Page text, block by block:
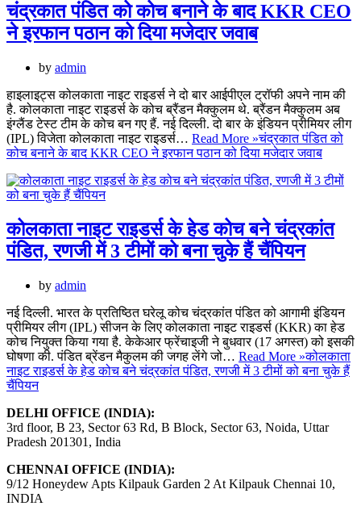
चंद्रकात पंडित को कोच बनाने के बाद KKR CEO
ने इरफान पठान को दिया मजेदार जवाब
by admin
हाइलाइट्स कोलकाता नाइट राइडर्स ने दो बार आईपीएल ट्रॉफी अपने नाम की
है. कोलकाता नाइट राइडर्स के कोच ब्रैंडन मैक्कुलम थे. ब्रैंडन मैक्कुलम अब
इंग्लैंड टेस्ट टीम के कोच बन गए हैं. नई दिल्ली. दो बार के इंडियन प्रीमियर लीग
(IPL) विजेता कोलकाता नाइट राइडर्स… Read More »चंद्रकात पंडित को
कोच बनाने के बाद KKR CEO ने इरफान पठान को दिया मजेदार जवाब
कोलकाता नाइट राइडर्स के हेड कोच बने चंद्रकांत
पंडित, रणजी में 3 टीमों को बना चुके हैं चैंपियन
by admin
नई दिल्ली. भारत के प्रतिष्ठित घरेलू कोच चंद्रकांत पंडित को आगामी इंडियन
प्रीमियर लीग (IPL) सीजन के लिए कोलकाता नाइट राइडर्स (KKR) का हेड
कोच नियुक्त किया गया है. केकेआर फ्रेंचाइजी ने बुधवार (17 अगस्त) को इसकी
घोषणा की. पंडित ब्रेंडन मैकुलम की जगह लेंगे जो… Read More »कोलकाता
नाइट राइडर्स के हेड कोच बने चंद्रकांत पंडित, रणजी में 3 टीमों को बना चुके हैं
चैंपियन
DELHI OFFICE (INDIA):
3rd floor, B 23, Sector 63 Rd, B Block, Sector 63, Noida, Uttar
Pradesh 201301, India
CHENNAI OFFICE (INDIA):
9/12 Honeydew Apts Kilpauk Garden 2 At Kilpauk Chennai 10,
INDIA